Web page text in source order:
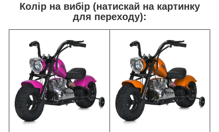
Колір на вибір (натискай на картинку
для переходу):